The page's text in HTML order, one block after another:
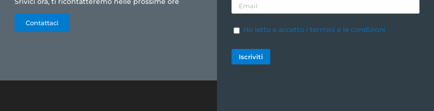
Contattaci
Ho letto e accetto i termini e le condizioni